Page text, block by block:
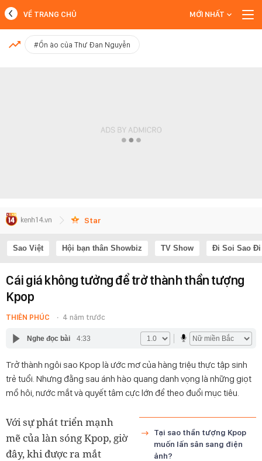
MỚI NHẤT
VỀ TRANG CHỦ MỚI NHẤT
#Ồn ào của Thư Đan Nguyễn
Star
Sao Việt Hội bạn thân Showbiz TV Show Đi Soi Sao Đi
Cái giá không tưởng để trở thành thần tượng
Kpop
THIÊN PHÚC 4 năm trước
Nghe đọc bài 4:33
Trở thành ngôi sao Kpop là ước mơ của hàng triệu thực tập sinh
trẻ tuổi. Nhưng đằng sau ánh hào quang danh vọng là những giọt
mồ hôi, nước mắt và quyết tâm cực lớn để theo đuổi mục tiêu.
Tại sao thần tượng Kpop
muốn lấn sân sang điện
ảnh?
Với sự phát triển mạnh
mẽ của làn sóng Kpop, giờ
đây, khi được ra mắt